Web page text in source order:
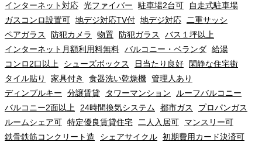
インターネット対応 光ファイバー 駐車場2台可
自走式駐車場
ガスコンロ設置可 地デジ対応TV付 地デジ対応 二重サッシ
ペアガラス
防犯カメラ 物置 防犯ガラス
バス１坪以上
インターネット月額利用料無料 バルコニー・ベランダ 給湯
コンロ2口以上
シューズボックス 日当たり良好
閑静な住宅街
タイル貼り
家具付き 食器洗い乾燥機 管理人あり
ディンプルキー
分譲賃貸 タワーマンション
ルーフバルコニー
バルコニー2面以上 24時間換気システム 都市ガス
プロパンガス
ルームシェア可 特定優良賃貸住宅 二人入居可
マンスリー可
鉄骨鉄筋コンクリート造
シェアサイクル 初期費用カード決済可